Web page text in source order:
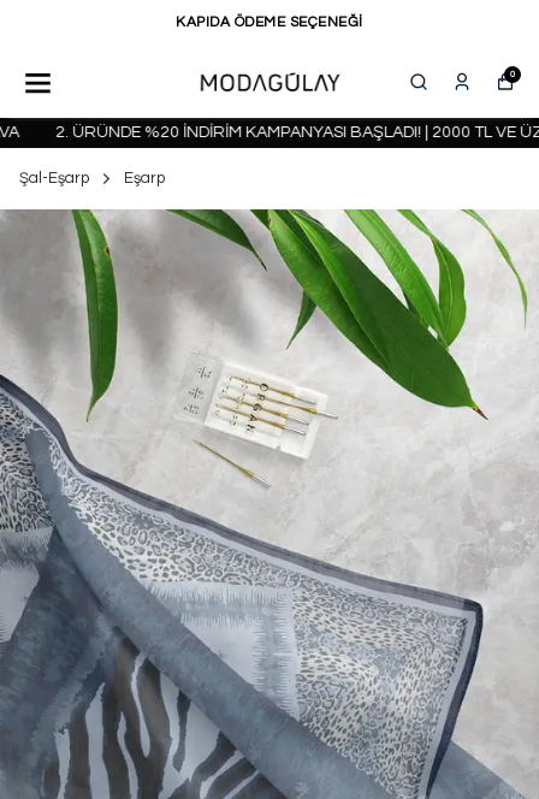
KAPIDA ÖDEME SEÇENEĞİ
0
2. ÜRÜNDE %20 İNDİRİM KAMPANYASI BAŞLADI! | 2000 TL VE
Şal-Eşarp Eşarp